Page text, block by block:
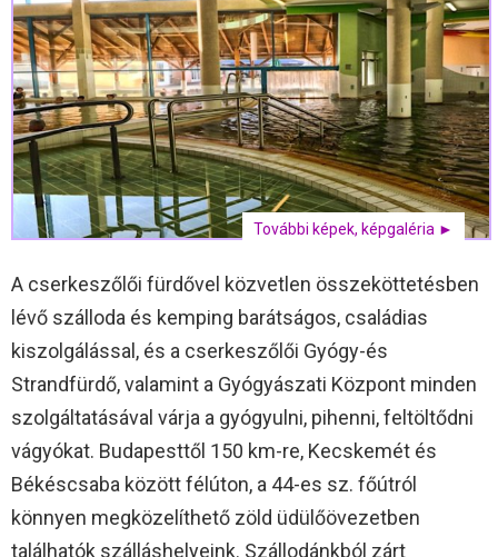
További képek, képgaléria ►
A cserkeszőlői fürdővel közvetlen összeköttetésben
lévő szálloda és kemping barátságos, családias
kiszolgálással, és a cserkeszőlői Gyógy-és
Strandfürdő, valamint a Gyógyászati Központ minden
szolgáltatásával várja a gyógyulni, pihenni, feltöltődni
vágyókat. Budapesttől 150 km-re, Kecskemét és
Békéscsaba között félúton, a 44-es sz. főútról
könnyen megközelíthető zöld üdülőövezetben
találhatók szálláshelyeink. Szállodánkból zárt